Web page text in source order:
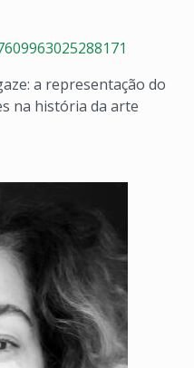
a representação do
na história da arte